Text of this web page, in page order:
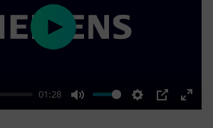
01:28
Mute Settings
PIP
Enter
Play